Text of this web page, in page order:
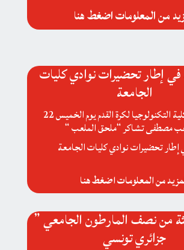
من المعلوماتاضغط هنا
في إطار تحضيرات نوادي كليات
الجامعة
اجرى فريق نادي كلية التكنولوجيا لكرة القدم يوم الخميس 22
إطار تحضيرات نوادي كليات الجامعة
من المعلومات اضغط هنا
من نصف المارطون الجامعي ”
جزائري تونسي